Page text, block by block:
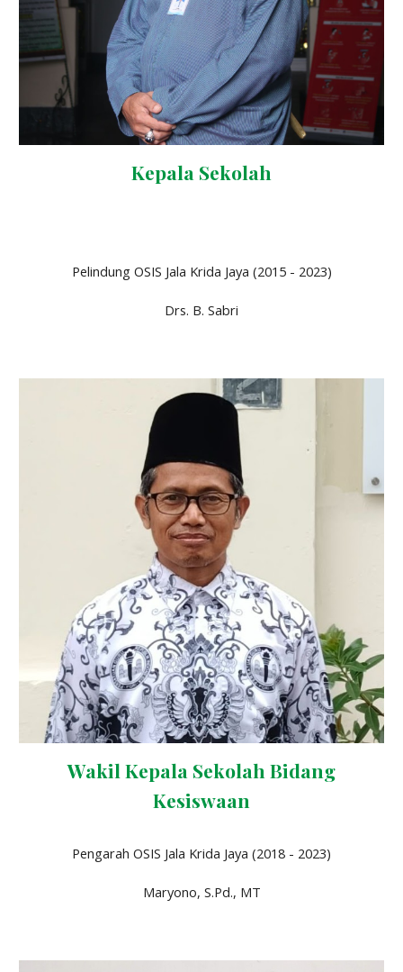
Kepala Sekolah
Pelindung OSIS Jala Krida Jaya (2015 - 2023)
Drs. B. Sabri
Wakil Kepala Sekolah Bidang
Kesiswaan
Pengarah OSIS Jala Krida Jaya (2018 - 2023)
Maryono, S.Pd., MT